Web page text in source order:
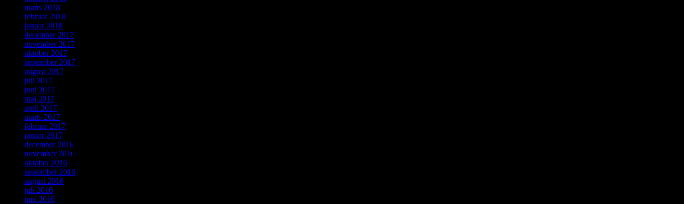
marts 2018
februar 2018
januar 2018
december 2017
november 2017
oktober 2017
september 2017
august 2017
juli 2017
juni 2017
maj 2017
april 2017
marts 2017
februar 2017
januar 2017
december 2016
november 2016
oktober 2016
september 2016
august 2016
juli 2016
juni 2016